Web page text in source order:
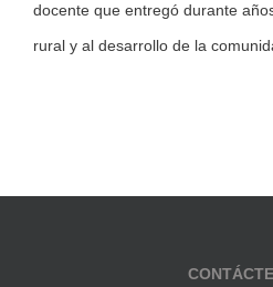
docente que entregó durante
rural y al desarrollo de la